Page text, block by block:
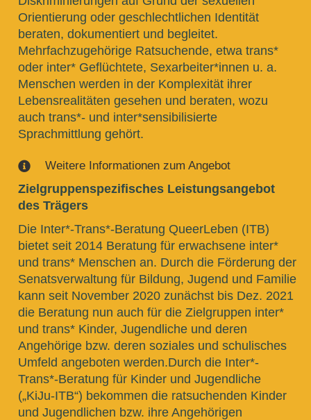
Orientierung oder geschlechtlichen Identität
beraten, dokumentiert und begleitet.
Mehrfachzugehörige Ratsuchende, etwa trans*
oder inter* Geflüchtete, Sexarbeiter*innen u. a.
Menschen werden in der Komplexität ihrer
Lebensrealitäten gesehen und beraten, wozu
auch trans*- und inter*sensibilisierte
Sprachmittlung gehört.
 Weitere Informationen zum Angebot
Zielgruppenspezifisches Leistungsangebot
des Trägers
Die Inter*-Trans*-Beratung QueerLeben (ITB)
bietet seit 2014 Beratung für erwachsene inter*
und trans* Menschen an. Durch die Förderung der
Senatsverwaltung für Bildung, Jugend und Familie
kann seit November 2020 zunächst bis Dez. 2021
die Beratung nun auch für die Zielgruppen inter*
und trans* Kinder, Jugendliche und deren
Angehörige bzw. deren soziales und schulisches
Umfeld angeboten werden.Durch die Inter*-
Trans*-Beratung für Kinder und Jugendliche
(„KiJu-ITB“) bekommen die ratsuchenden Kinder
und Jugendlichen bzw. ihre Angehörigen